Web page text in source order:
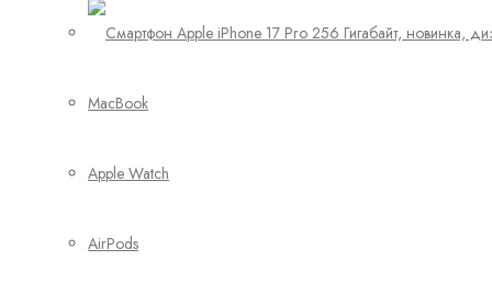
MacBook
Apple Watch
AirPods